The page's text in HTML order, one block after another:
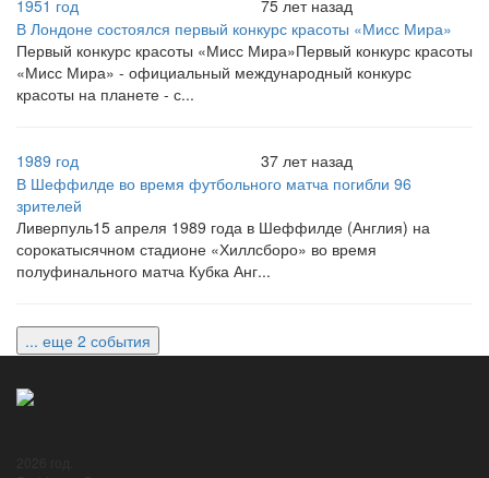
1951 год
75 лет назад
В Лондоне состоялся первый конкурс красоты «Мисс Мира»
Первый конкурс красоты «Мисс Мира»Первый конкурс красоты
«Мисс Мира» - официальный международный конкурс
красоты на планете - с...
1989 год
37 лет назад
В Шеффилде во время футбольного матча погибли 96
зрителей
Ливерпуль15 апреля 1989 года в Шеффилде (Англия) на
сорокатысячном стадионе «Хиллсборо» во время
полуфинального матча Кубка Анг...
... еще 2 события